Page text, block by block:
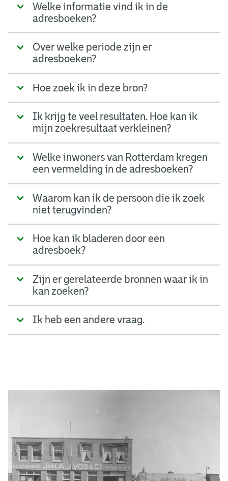
Welke informatie vind ik in de
adresboeken?
Over welke periode zijn er
adresboeken?
Hoe zoek ik in deze bron?
Ik krijg te veel resultaten. Hoe kan ik
mijn zoekresultaat verkleinen?
Welke inwoners van Rotterdam kregen
een vermelding in de adresboeken?
Waarom kan ik de persoon die ik zoek
niet terugvinden?
Hoe kan ik bladeren door een
adresboek?
Zijn er gerelateerde bronnen waar ik in
kan zoeken?
Ik heb een andere vraag.
e
s
b
e
n